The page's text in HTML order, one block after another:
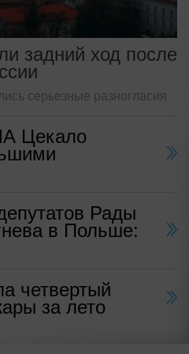
задний ход после
серьезные разногласия
Цекало
Рады
в Польше:
четвертый
за лето